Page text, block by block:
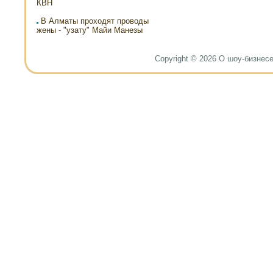
КВН
В Алматы проходят проводы
жены - "узату" Майи Манезы
Copyright © 2026 О шоу-